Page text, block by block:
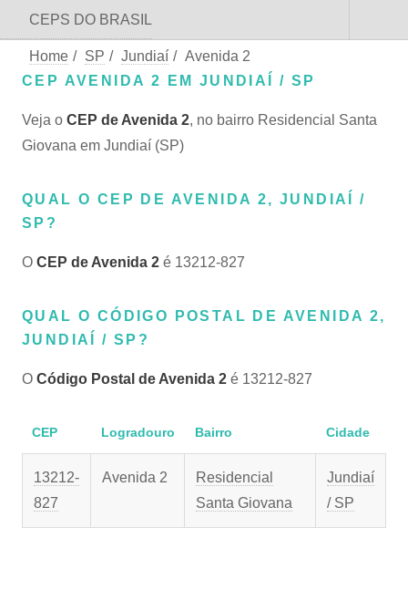
CEPS DO BRASIL
Home / SP / Jundiaí / Avenida 2
CEP AVENIDA 2 EM JUNDIAÍ / SP
Veja o CEP de Avenida 2, no bairro Residencial Santa
Giovana em Jundiaí (SP)
QUAL O CEP DE AVENIDA 2, JUNDIAÍ /
SP?
O CEP de Avenida 2 é 13212-827
QUAL O CÓDIGO POSTAL DE AVENIDA 2,
JUNDIAÍ / SP?
O Código Postal de Avenida 2 é 13212-827
CEP Logradouro Bairro Cidade
13212-
827
Avenida 2
Residencial
Santa Giovana
Jundiaí
/ SP